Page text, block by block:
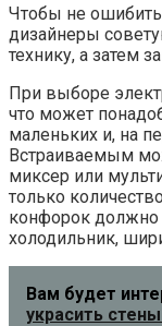
Чтобы не
дизайнеры
технику, а затем
При выборе
что может
маленьких и, на
Встраиваемым
миксер или
только
конфорок должно
холодильник,
Вам будет
украсить